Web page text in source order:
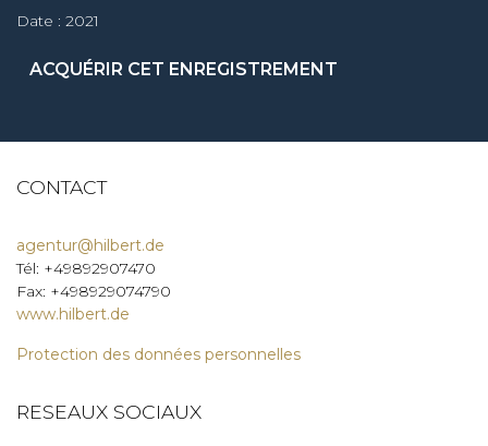
Date : 2021
ACQUÉRIR CET ENREGISTREMENT
CONTACT
agentur@hilbert.de
Tél: +49892907470
Fax: +498929074790
www.hilbert.de
Protection des données personnelles
RESEAUX SOCIAUX